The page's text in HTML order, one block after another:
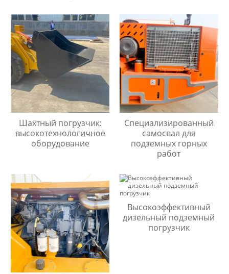
Шахтный погрузчик:
высокотехнологичное
оборудование
Специализированный
самосвал для
подземных горных
работ
Высокоэффективный
дизельный подземный
погрузчик